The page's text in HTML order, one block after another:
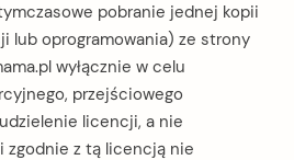
pobranie jednej kopii
lub oprogramowania) ze strony
wyłącznie w celu
przejściowego
licencji, a nie
zgodnie z tą licencją nie